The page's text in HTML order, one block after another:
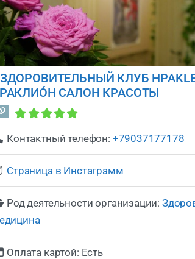
КЛУБ
САЛОН КРАСОТЫ
Сейчас закрыто
Контактный телефон: +79037177178
Страница в Инстаграмм
Род деятельности организации:
Оплата картой: Есть